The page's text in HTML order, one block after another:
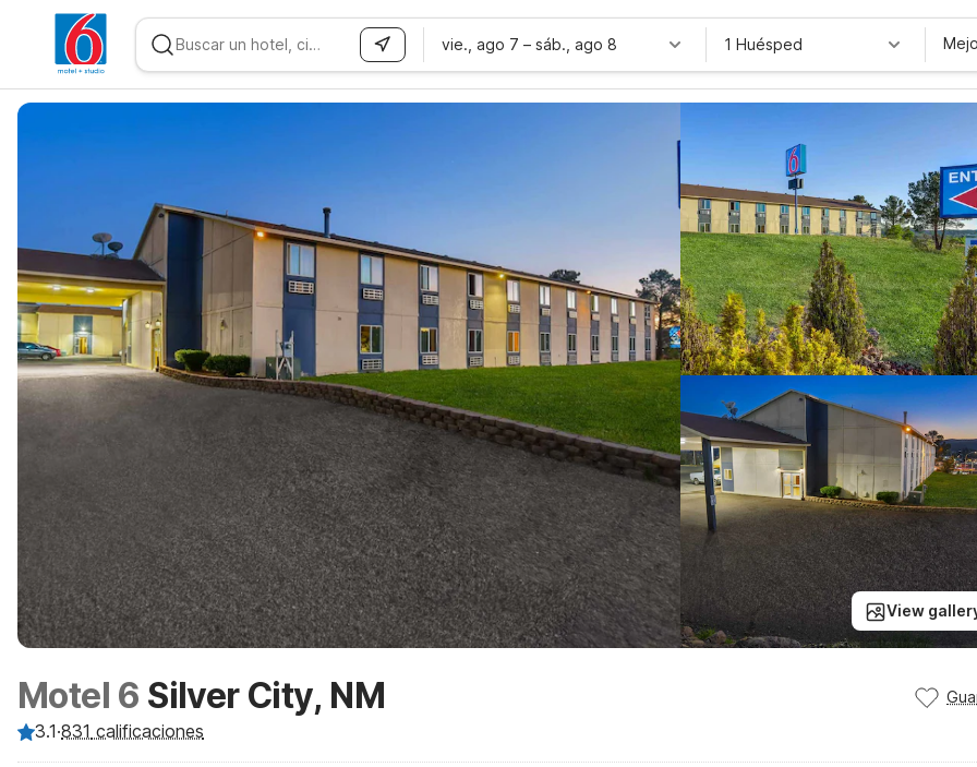
vie., ago 7 – sáb., ago 8 1 Huésped
View
Motel 6 Silver City, NM
3.1·831 calificaciones